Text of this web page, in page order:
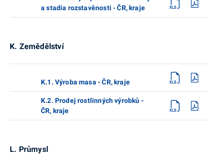
a stadia rozstavěnosti - ČR, kraje
K. Zemědělství
K.1. Výroba masa - ČR, kraje
K.2. Prodej rostlinných výrobků -
ČR, kraje
L. Průmysl